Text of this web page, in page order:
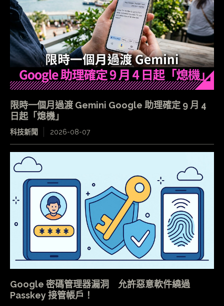
限時一個月過渡 Gemini Google 助理確定 9 月 4
日起「熄機」
科技新聞 2026-08-07
Google 密碼管理器漏洞 允許惡意軟件繞過
Passkey 接管帳戶！